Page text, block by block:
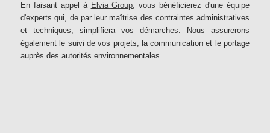
En faisant appel à Elvia Group , vous bénéficierez d'une équipe
d'experts qui, de par leur maîtrise des contraintes administratives
et techniques, simplifiera vos démarches. Nous assurerons
également le suivi de vos projets, la communication et le portage
auprès des autorités environnementales.